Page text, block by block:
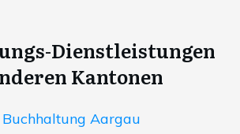
Dienstleistungen
Kantonen
Buchhaltung Aargau